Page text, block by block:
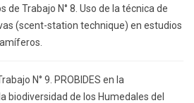
de Trabajo N° 8. Uso de la técnica de
(scent-station technique) en estudios
N° 9. PROBIDES en la
biodiversidad de los Humedales del